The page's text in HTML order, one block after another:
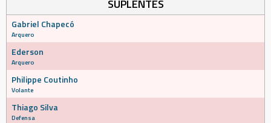
SUPLENTES
Gabriel Chapecó
Arquero
Ederson
Arquero
Philippe Coutinho
Volante
Thiago Silva
Defensa